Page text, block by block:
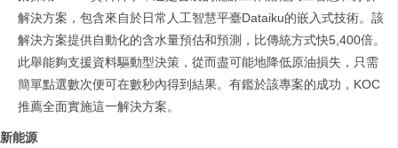
解決方案，包含來自於日常人工智慧平臺Dataiku的嵌入式技術。該
解決方案提供自動化的含水量預估和預測，比傳統方式快5,400倍。
此舉能夠支援資料驅動型決策，從而盡可能地降低原油損失，只需
簡單點選數次便可在數秒內得到結果。有鑑於該專案的成功，KOC
推薦全面實施這一解決方案。
新能源